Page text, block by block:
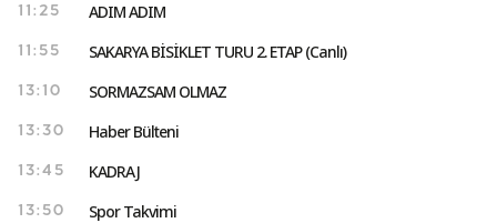
11:25 ADIM ADIM
11:55 SAKARYA BİSİKLET TURU 2. ETAP (Canlı)
13:10 SORMAZSAM OLMAZ
13:30 Haber Bülteni
13:45 KADRAJ
13:50 Spor Takvimi